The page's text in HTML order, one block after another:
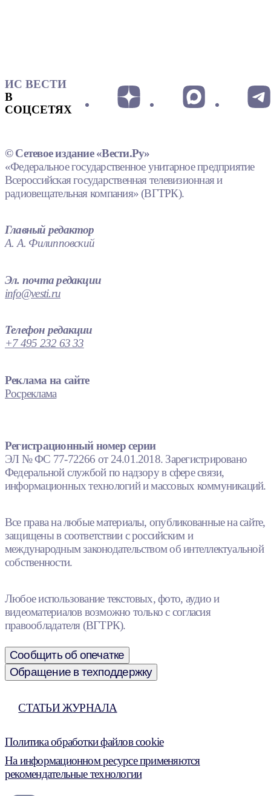
ИС ВЕСТИ
В
СОЦСЕТЯХ
© Сетевое издание «Вести.Ру»
«Федеральное государственное унитарное предприятие
Всероссийская государственная телевизионная и
радиовещательная компания» (ВГТРК).
Главный редактор
А. А. Филипповский
Эл. почта редакции
info@vesti.ru
Телефон редакции
+7 495 232 63 33
Реклама на сайте
Росреклама
Регистрационный номер серии
ЭЛ № ФС 77-72266 от 24.01.2018. Зарегистрировано
Федеральной службой по надзору в сфере связи,
информационных технологий и массовых коммуникаций.
Все права на любые материалы, опубликованные на сайте,
защищены в соответствии с российским и
международным законодательством об интеллектуальной
собственности.
Любое использование текстовых, фото, аудио и
видеоматериалов возможно только с согласия
правообладателя (ВГТРК).
Сообщить об опечатке
Обращение в техподдержку
СТАТЬИ ЖУРНАЛА
Политика обработки файлов cookie
На информационном ресурсе применяются
рекомендательные технологии